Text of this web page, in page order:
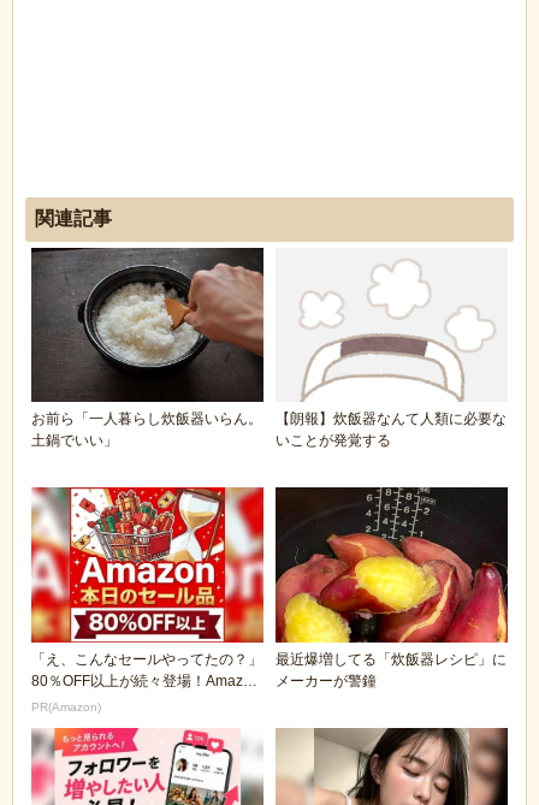
関連記事
お前ら「一人暮らし炊飯器いらん。
土鍋でいい」
【朗報】炊飯器なんて人類に必要な
いことが発覚する
「え、こんなセールやってたの？」
80％OFF以上が続々登場！Amazon
の本気が...
PR(Amazon)
最近爆増してる「炊飯器レシピ」に
メーカーが警鐘